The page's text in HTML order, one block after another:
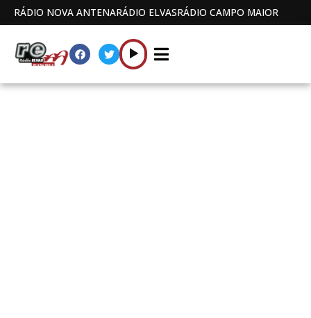
RÁDIO NOVA ANTENARÁDIO ELVASRÁDIO CAMPO MAIOR